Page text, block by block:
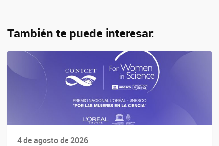
También te puede interesar:
4 de agosto de 2026